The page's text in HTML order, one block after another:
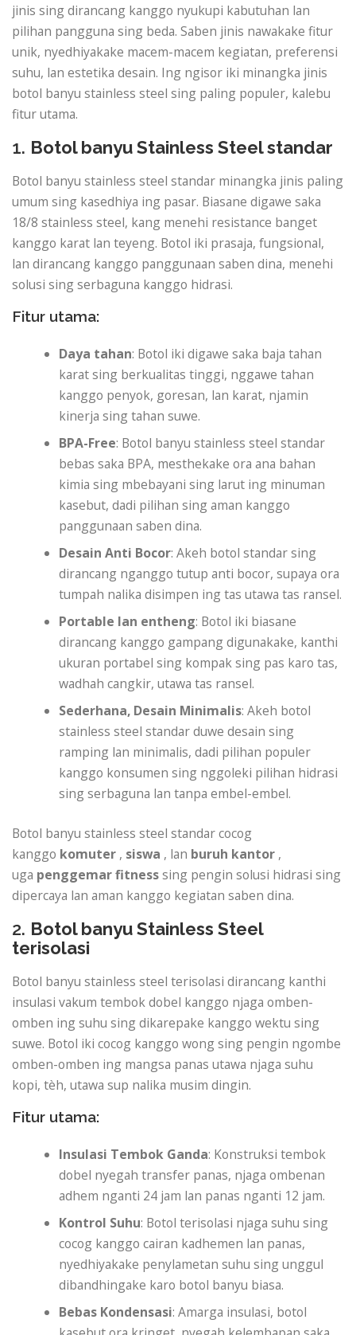
jinis sing dirancang kanggo nyukupi kabutuhan lan
pilihan pangguna sing beda. Saben jinis nawakake fitur
unik, nyedhiyakake macem-macem kegiatan, preferensi
suhu, lan estetika desain. Ing ngisor iki minangka jinis
botol banyu stainless steel sing paling populer, kalebu
fitur utama.
1. Botol banyu Stainless Steel standar
Botol banyu stainless steel standar minangka jinis paling
umum sing kasedhiya ing pasar. Biasane digawe saka
18/8 stainless steel, kang menehi resistance banget
kanggo karat lan teyeng. Botol iki prasaja, fungsional,
lan dirancang kanggo panggunaan saben dina, menehi
solusi sing serbaguna kanggo hidrasi.
Fitur utama:
Daya tahan: Botol iki digawe saka baja tahan
karat sing berkualitas tinggi, nggawe tahan
kanggo penyok, goresan, lan karat, njamin
kinerja sing tahan suwe.
BPA-Free: Botol banyu stainless steel standar
bebas saka BPA, mesthekake ora ana bahan
kimia sing mbebayani sing larut ing minuman
kasebut, dadi pilihan sing aman kanggo
panggunaan saben dina.
Desain Anti Bocor: Akeh botol standar sing
dirancang nganggo tutup anti bocor, supaya ora
tumpah nalika disimpen ing tas utawa tas ransel.
Portable lan entheng: Botol iki biasane
dirancang kanggo gampang digunakake, kanthi
ukuran portabel sing kompak sing pas karo tas,
wadhah cangkir, utawa tas ransel.
Sederhana, Desain Minimalis: Akeh botol
stainless steel standar duwe desain sing
ramping lan minimalis, dadi pilihan populer
kanggo konsumen sing nggoleki pilihan hidrasi
sing serbaguna lan tanpa embel-embel.
Botol banyu stainless steel standar cocog
kanggo komuter , siswa , lan buruh kantor ,
uga penggemar fitnesssing pengin solusi hidrasi sing
dipercaya lan aman kanggo kegiatan saben dina.
2. Botol banyu Stainless Steel
terisolasi
Botol banyu stainless steel terisolasi dirancang kanthi
insulasi vakum tembok dobel kanggo njaga omben-
omben ing suhu sing dikarepake kanggo wektu sing
suwe. Botol iki cocog kanggo wong sing pengin ngombe
omben-omben ing mangsa panas utawa njaga suhu
kopi, tèh, utawa sup nalika musim dingin.
Fitur utama:
Insulasi Tembok Ganda: Konstruksi tembok
dobel nyegah transfer panas, njaga ombenan
adhem nganti 24 jam lan panas nganti 12 jam.
Kontrol Suhu: Botol terisolasi njaga suhu sing
cocog kanggo cairan kadhemen lan panas,
nyedhiyakake penylametan suhu sing unggul
dibandhingake karo botol banyu biasa.
Bebas Kondensasi: Amarga insulasi, botol